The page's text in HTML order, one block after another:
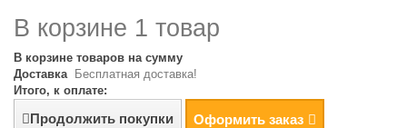
В корзине 1 товар
В корзине товаров на сумму
Доставка Бесплатная доставка!
Итого, к оплате:
Продолжить покупки Оформить заказ